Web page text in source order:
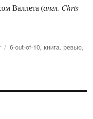
Валлета (англ. Chris
Works by Chris Valletta”
Tags
6-out-of-10, книга, ревью,